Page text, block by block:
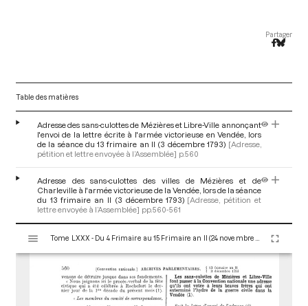
Partager
Table des matières
Adresse des sans-culottes de Mézières et Libre-Ville annonçant
l'envoi de la lettre écrite à l'armée victorieuse en Vendée, lors
de la séance du 13 frimaire an II (3 décembre 1793) [Adresse,
pétition et lettre envoyée à l’Assemblée] p.560
Adresse des sans-culottes des villes de Mézières et de
Charleville à l'armée victorieuse de la Vendée, lors de la séance
du 13 frimaire an II (3 décembre 1793) [Adresse, pétition et
lettre envoyée à l’Assemblée] pp.560-561
s